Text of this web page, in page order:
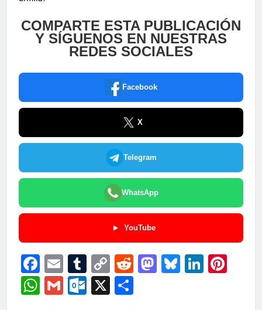
COMPARTE ESTA PUBLICACIÓN
Y SÍGUENOS EN NUESTRAS
REDES SOCIALES
Facebook
X
Telegram
WhatsApp
YouTube
Facebook
EmailTumblr
Copy
Link
RedditMastodon
Bluesky
WhatsApp
GmailOutlook.com
X